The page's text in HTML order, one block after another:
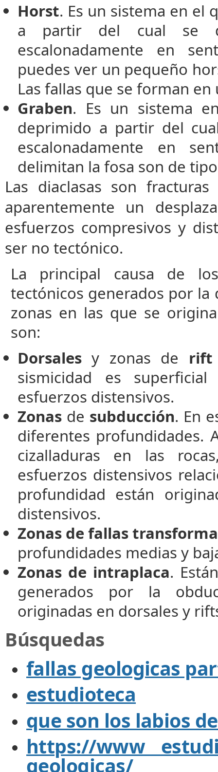
Horst. Es un sistema en el
a partir del cual se
escalonadamente en
puedes ver un pequeño
Las fallas que se forman
Graben. Es un sistema
deprimido a partir del
escalonadamente en
delimitan la fosa son de
Las diaclasas son
aparentemente un
esfuerzos compresivos y
ser no tectónico.
La principal causa de
tectónicos generados por la
zonas en las que se
son:
Dorsalesy zonas de
sismicidad es
esfuerzos distensivos.
Zonas de subducción. En
diferentes profundidades.
cizalladuras en las
esfuerzos distensivos
profundidad están
distensivos.
Zonas de fallas
profundidades medias y
Zonas de intraplaca.
generados por la
originadas en dorsales y
Búsquedas
fallas geologicas
estudioteca
que son los labios
https://www
geologicas/